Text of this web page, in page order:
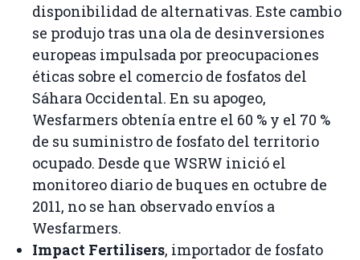
disponibilidad de alternativas. Este cambio
se produjo tras una ola de desinversiones
europeas impulsada por preocupaciones
éticas sobre el comercio de fosfatos del
Sáhara Occidental. En su apogeo,
Wesfarmers obtenía entre el 60 % y el 70 %
de su suministro de fosfato del territorio
ocupado. Desde que WSRW inició el
monitoreo diario de buques en octubre de
2011, no se han observado envíos a
Wesfarmers.
Impact Fertilisers, importador de fosfato